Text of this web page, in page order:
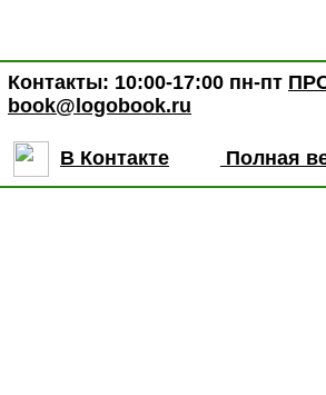
Контакты: 10:00-17:00 пн-пт
book@logobook.ru
В Контакте Полная